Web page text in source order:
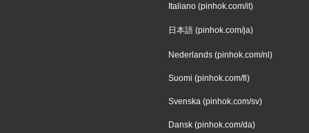
Italiano (pinhok.com/it)
日本語 (pinhok.com/ja)
Nederlands (pinhok.com/nl)
Suomi (pinhok.com/fi)
Svenska (pinhok.com/sv)
Dansk (pinhok.com/da)